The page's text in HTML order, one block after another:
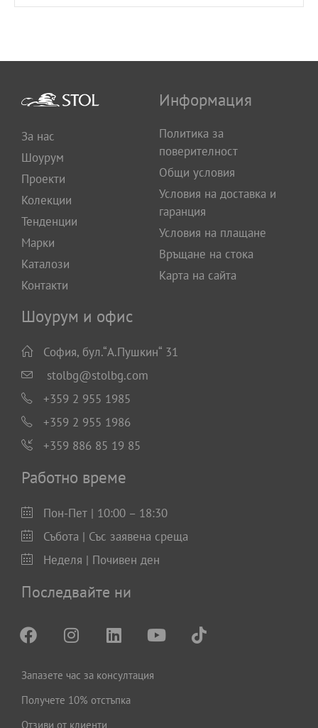
За нас
Шоурум
Проекти
Колекции
Тенденции
Марки
Каталози
Контакти
Информация
Политика за
поверителност
Общи условия
Условия на доставка и
гаранция
Условия на плащане
Връщане на стока
Карта на сайта
Шоурум и офис
София, бул.“А.Пушкин“ 31
stolbg@stolbg.com
+359 2 955 1985
+359 2 955 1986
+359 886 85 19 85
Работно време
Пон-Пет | 10:00 – 18:30
Събота | Със заявена среща
Неделя | Почивен ден
Последвайте ни
Запазете час за консултация
Получете 10% отстъпка
Отзиви от клиенти